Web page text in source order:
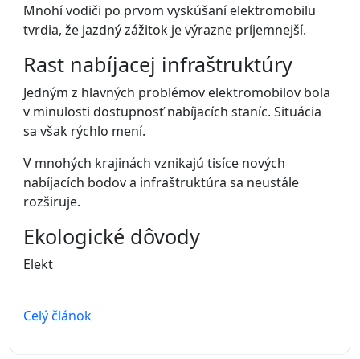
Mnohí vodiči po prvom vyskúšaní elektromobilu
tvrdia, že jazdný zážitok je výrazne príjemnejší.
Rast nabíjacej infraštruktúry
Jedným z hlavných problémov elektromobilov bola
v minulosti dostupnosť nabíjacích staníc. Situácia
sa však rýchlo mení.
V mnohých krajinách vznikajú tisíce nových
nabíjacích bodov a infraštruktúra sa neustále
rozširuje.
Ekologické dôvody
Elekt
Celý článok